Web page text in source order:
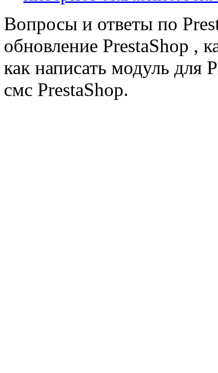
Вопросы и ответы по
обновление PrestaShop ,
как написать модуль для
смс PrestaShop.